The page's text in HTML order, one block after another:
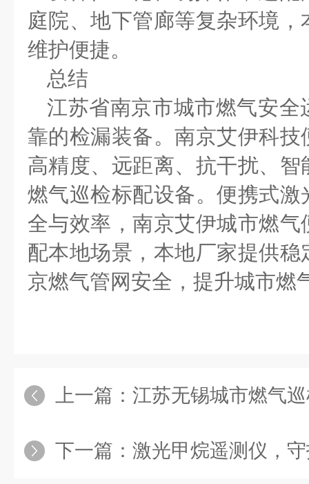
庭院、地下管廊等复杂环境
维护便捷。
总结
江苏省南京市城市燃气安全
靠的检漏装备。南京艾伊科
高精度、远距离、抗干扰、
燃气巡检标配设备。便携式
全与效率，南京艾伊城市燃
配本地场景，本地厂家提供
京燃气管网安全，提升城市燃
上一篇： 江苏无锡城市燃气巡检：激光
下一篇： 激光甲烷遥测仪，守护